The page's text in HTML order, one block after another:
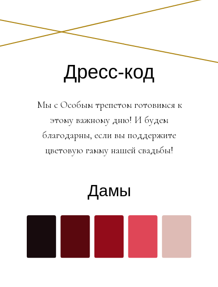
Дамы
Дресс-код
Мы с Особым трепетом готовимся к
этому важному дню! И будем
благодарны, если вы поддержите
цветовую гамму нашей свадьбы!